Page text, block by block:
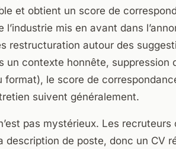
et obtient un score de
l’industrie mis en avant dans
restructuration autour des
un contexte honnête, suppression
format), le score de
suivent généralement.
pas mystérieux. Les
description de poste, donc un CV